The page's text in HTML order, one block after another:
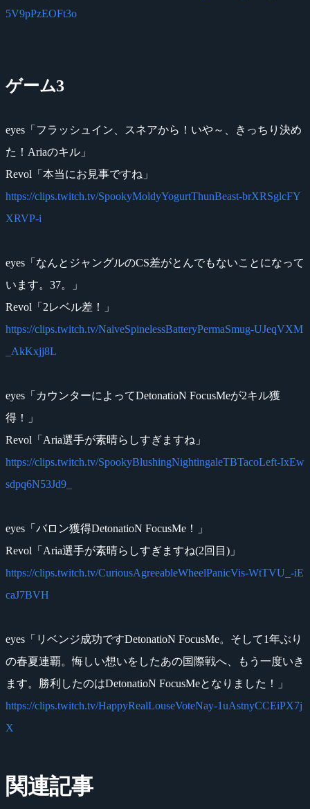
5V9pPzEOFt3o
ゲーム3
eyes「フラッシュイン、スネアから！いや～、きっちり決め
た！Ariaのキル」
Revol「本当にお見事ですね」
https://clips.twitch.tv/SpookyMoldyYogurtThunBeast-brXRSglcFY
XRVP-i
eyes「なんとジャングルのCS差がとんでもないことになって
います。37。」
Revol「2レベル差！」
https://clips.twitch.tv/NaiveSpinelessBatteryPermaSmug-UJeqVXM
_AkKxjj8L
eyes「カウンターによってDetonatioN FocusMeが2キル獲
得！」
Revol「Aria選手が素晴らしすぎますね」
https://clips.twitch.tv/SpookyBlushingNightingaleTBTacoLeft-IxEw
sdpq6N53Jd9_
eyes「バロン獲得DetonatioN FocusMe！」
Revol「Aria選手が素晴らしすぎますね(2回目)」
https://clips.twitch.tv/CuriousAgreeableWheelPanicVis-WtTVU_-iE
caJ7BVH
eyes「リベンジ成功ですDetonatioN FocusMe。そして1年ぶり
の春夏連覇。悔しい想いをしたあの国際戦へ、もう一度いき
ます。勝利したのはDetonatioN FocusMeとなりました！」
https://clips.twitch.tv/HappyRealLouseVoteNay-1uAstnyCCEiPX7j
X
関連記事